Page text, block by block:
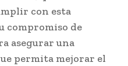
con esta
compromiso de
asegurar una
permita mejorar el